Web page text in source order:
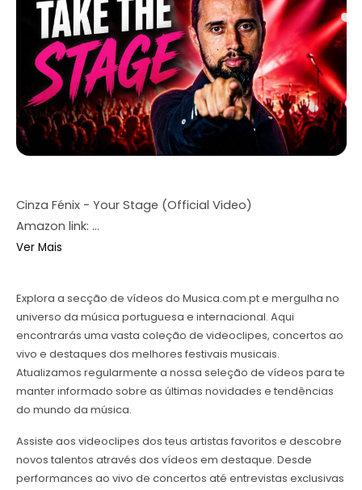
Cinza Fénix - Your Stage (Official Video)
Amazon link: ...
Ver Mais
Explora a secção de vídeos do Musica.com.pt e mergulha no
universo da música portuguesa e internacional. Aqui
encontrarás uma vasta coleção de videoclipes, concertos ao
vivo e destaques dos melhores festivais musicais.
Atualizamos regularmente a nossa seleção de vídeos para te
manter informado sobre as últimas novidades e tendências
do mundo da música.
Assiste aos videoclipes dos teus artistas favoritos e descobre
novos talentos através dos vídeos em destaque. Desde
performances ao vivo de concertos até entrevistas exclusivas